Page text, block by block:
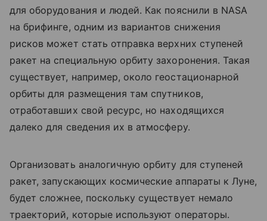
для оборудования и людей. Как пояснили в NASA
на брифинге, одним из вариантов снижения
рисков может стать отправка верхних ступеней
ракет на специальную орбиту захоронения. Такая
существует, например, около геостационарной
орбиты для размещения там спутников,
отработавших свой ресурс, но находящихся
далеко для сведения их в атмосферу.
Организовать аналогичную орбиту для ступеней
ракет, запускающих космические аппараты к Луне,
будет сложнее, поскольку существует немало
траекторий, которые используют операторы.